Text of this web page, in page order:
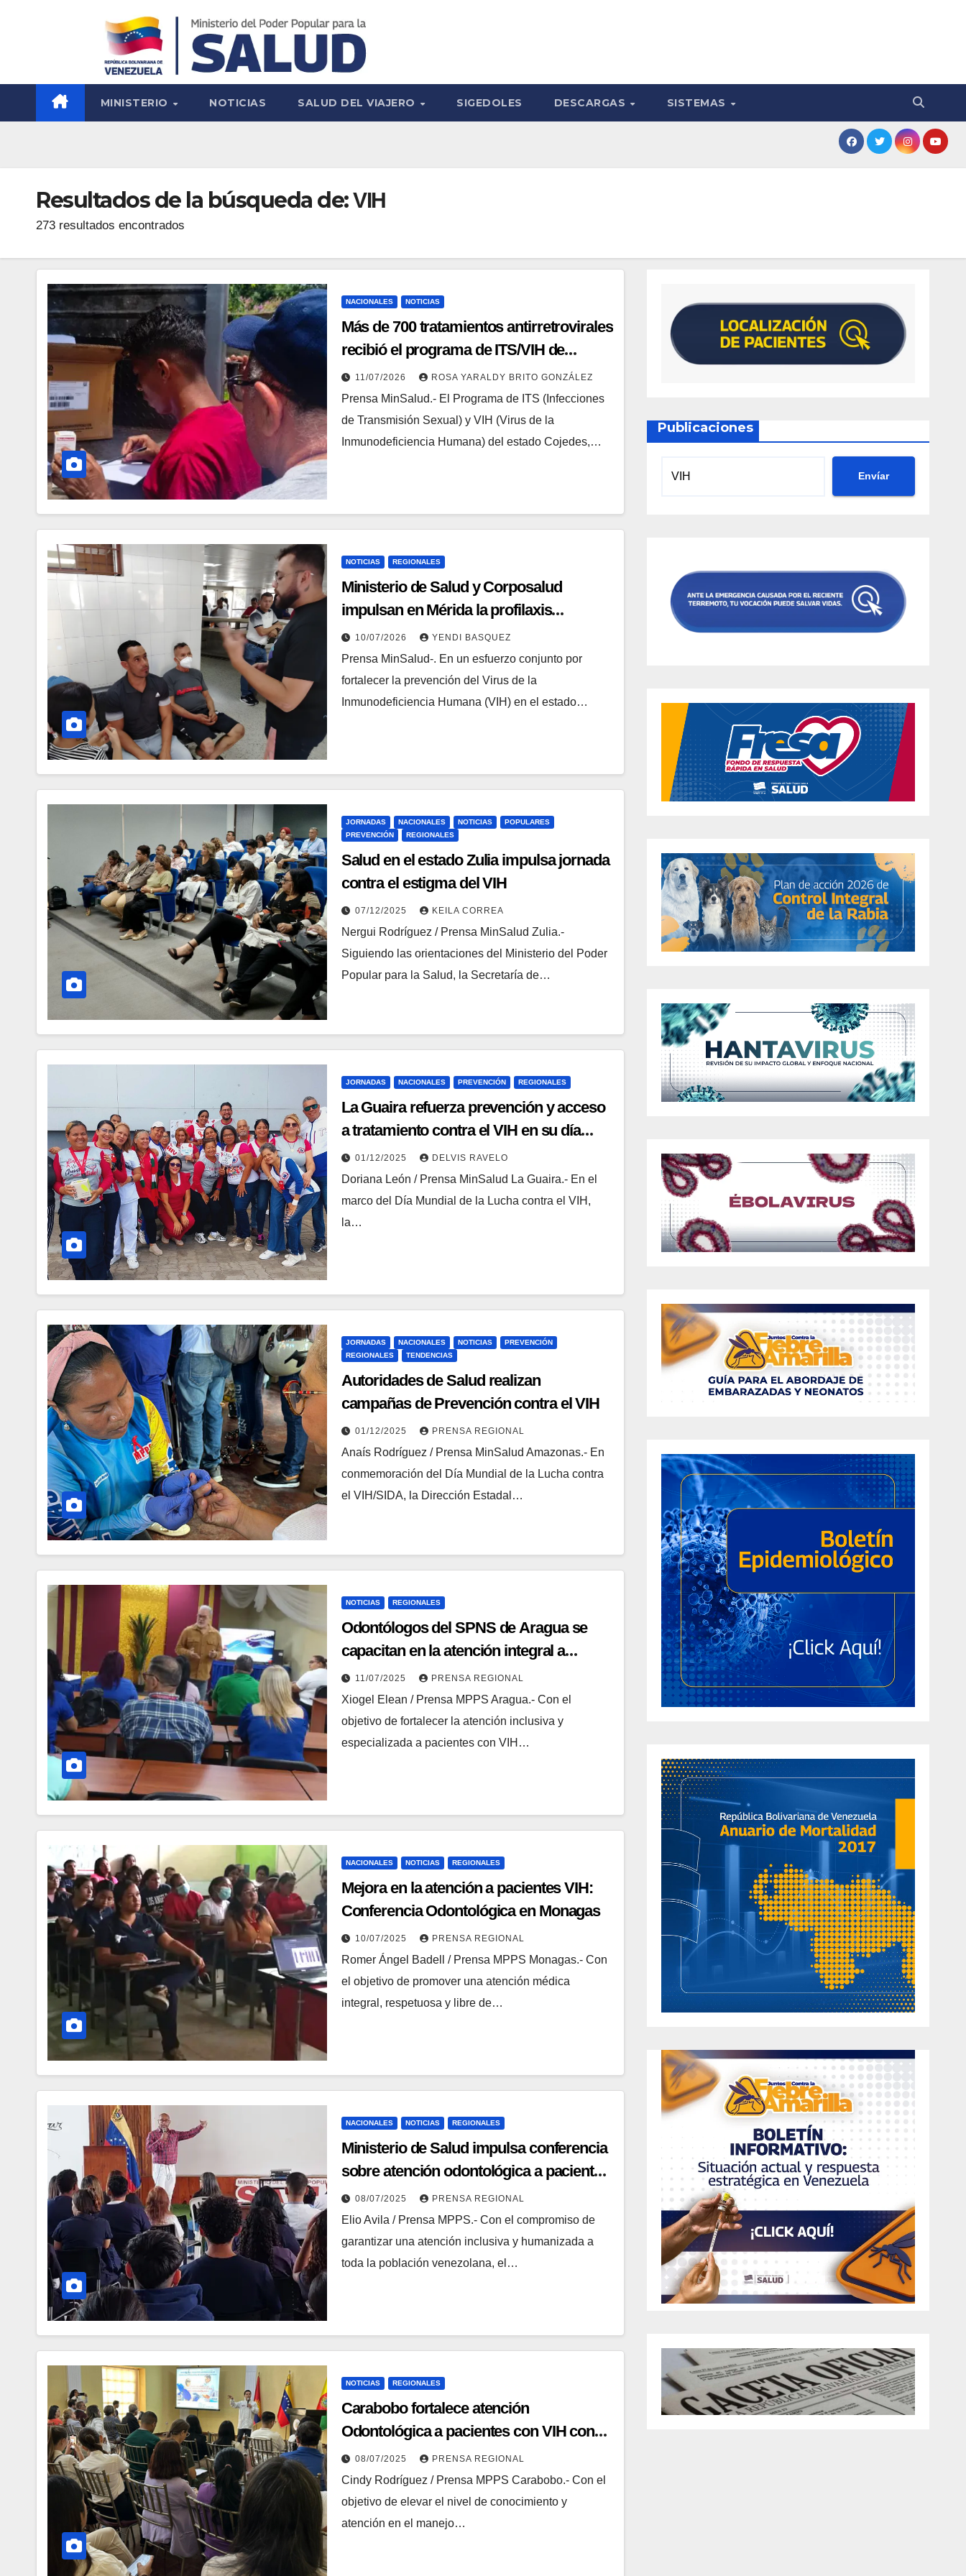
MINISTERIO NOTICIAS SALUD DEL VIAJERO SIGEDOLES DESCARGAS SISTEMAS
Resultados de la búsqueda de:VIH
273 resultados encontrados
NACIONALES NOTICIAS
Más de 700 tratamientos antirretrovirales
recibió el programa de ITS/VIH de
Cojedes
11/07/2026 ROSA YARALDY BRITO GONZÁLEZ
Prensa MinSalud.- El Programa de ITS (Infecciones
de Transmisión Sexual) y VIH (Virus de la
Inmunodeficiencia Humana) del estado Cojedes,…
NOTICIAS REGIONALES
Ministerio de Salud y Corposalud
impulsan en Mérida la profilaxis
preexposición para prevenir el VIH
10/07/2026 YENDI BASQUEZ
Prensa MinSalud-. En un esfuerzo conjunto por
fortalecer la prevención del Virus de la
Inmunodeficiencia Humana (VIH) en el estado…
JORNADAS NACIONALES NOTICIAS
POPULARES
PREVENCIÓN
REGIONALES
Salud en el estado Zulia impulsa jornada
contra el estigma del VIH
07/12/2025 KEILA CORREA
Nergui Rodríguez / Prensa MinSalud Zulia.-
Siguiendo las orientaciones del Ministerio del Poder
Popular para la Salud, la Secretaría de…
JORNADAS NACIONALES PREVENCIÓN REGIONALES
La Guaira refuerza prevención y acceso
a tratamiento contra el VIH en su día
mundial
01/12/2025 DELVIS RAVELO
Doriana León / Prensa MinSalud La Guaira.- En el
marco del Día Mundial de la Lucha contra el VIH,
la…
JORNADAS NACIONALES NOTICIAS
PREVENCIÓN
REGIONALES
TENDENCIAS
Autoridades de Salud realizan
campañas de Prevención contra el VIH
01/12/2025 PRENSA REGIONAL
Anaís Rodríguez / Prensa MinSalud Amazonas.- En
conmemoración del Día Mundial de la Lucha contra
el VIH/SIDA, la Dirección Estadal…
NOTICIAS REGIONALES
Odontólogos del SPNS de Aragua se
capacitan en la atención integral a
pacientes con VIH
11/07/2025 PRENSA REGIONAL
Xiogel Elean / Prensa MPPS Aragua.- Con el
objetivo de fortalecer la atención inclusiva y
especializada a pacientes con VIH…
NACIONALES NOTICIAS REGIONALES
Mejora en la atención a pacientes VIH:
Conferencia Odontológica en Monagas
10/07/2025 PRENSA REGIONAL
Romer Ángel Badell / Prensa MPPS Monagas.- Con
el objetivo de promover una atención médica
integral, respetuosa y libre de…
NACIONALES NOTICIAS REGIONALES
Ministerio de Salud impulsa conferencia
sobre atención odontológica a pacientes
con VIH
08/07/2025 PRENSA REGIONAL
Elio Avila / Prensa MPPS.- Con el compromiso de
garantizar una atención inclusiva y humanizada a
toda la población venezolana, el…
NOTICIAS REGIONALES
Carabobo fortalece atención
Odontológica a pacientes con VIH con
Conferencia Académica
08/07/2025 PRENSA REGIONAL
Cindy Rodríguez / Prensa MPPS Carabobo.- Con el
objetivo de elevar el nivel de conocimiento y
atención en el manejo…
Publicaciones
Envíar